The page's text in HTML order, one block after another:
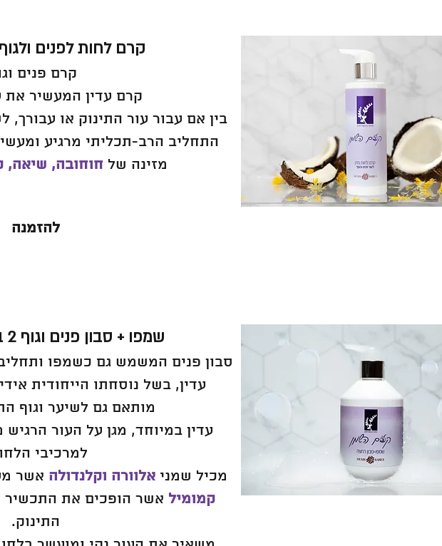
קרם לחות לפנים ולגוף ( 250
קרם פנים
קרם עדין המעשיר את
בין אם עבור עור התינוק או
התחליב הרב-תכליתי מרגיע
מזינה של חוחובה, שיאה,
להזמנה
שמפו + סבון פנים וגוף 2 ב 1 ( 250 מ"ל )
סבון פנים המשמש גם כשמפו
עדין, בשל נוסחתו הייחודית
מותאם גם לשיער וגוף
עדין במיוחד, מגן על העור
למרכיבי
מכיל שמניאלוורה וקלנדולה אשר
קמומיל אשר הופכים את התכשיר
התינוק.